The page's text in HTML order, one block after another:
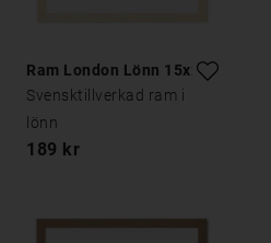
Ram London Lönn 15x21
Svensktillverkad ram i
lönn
189 kr